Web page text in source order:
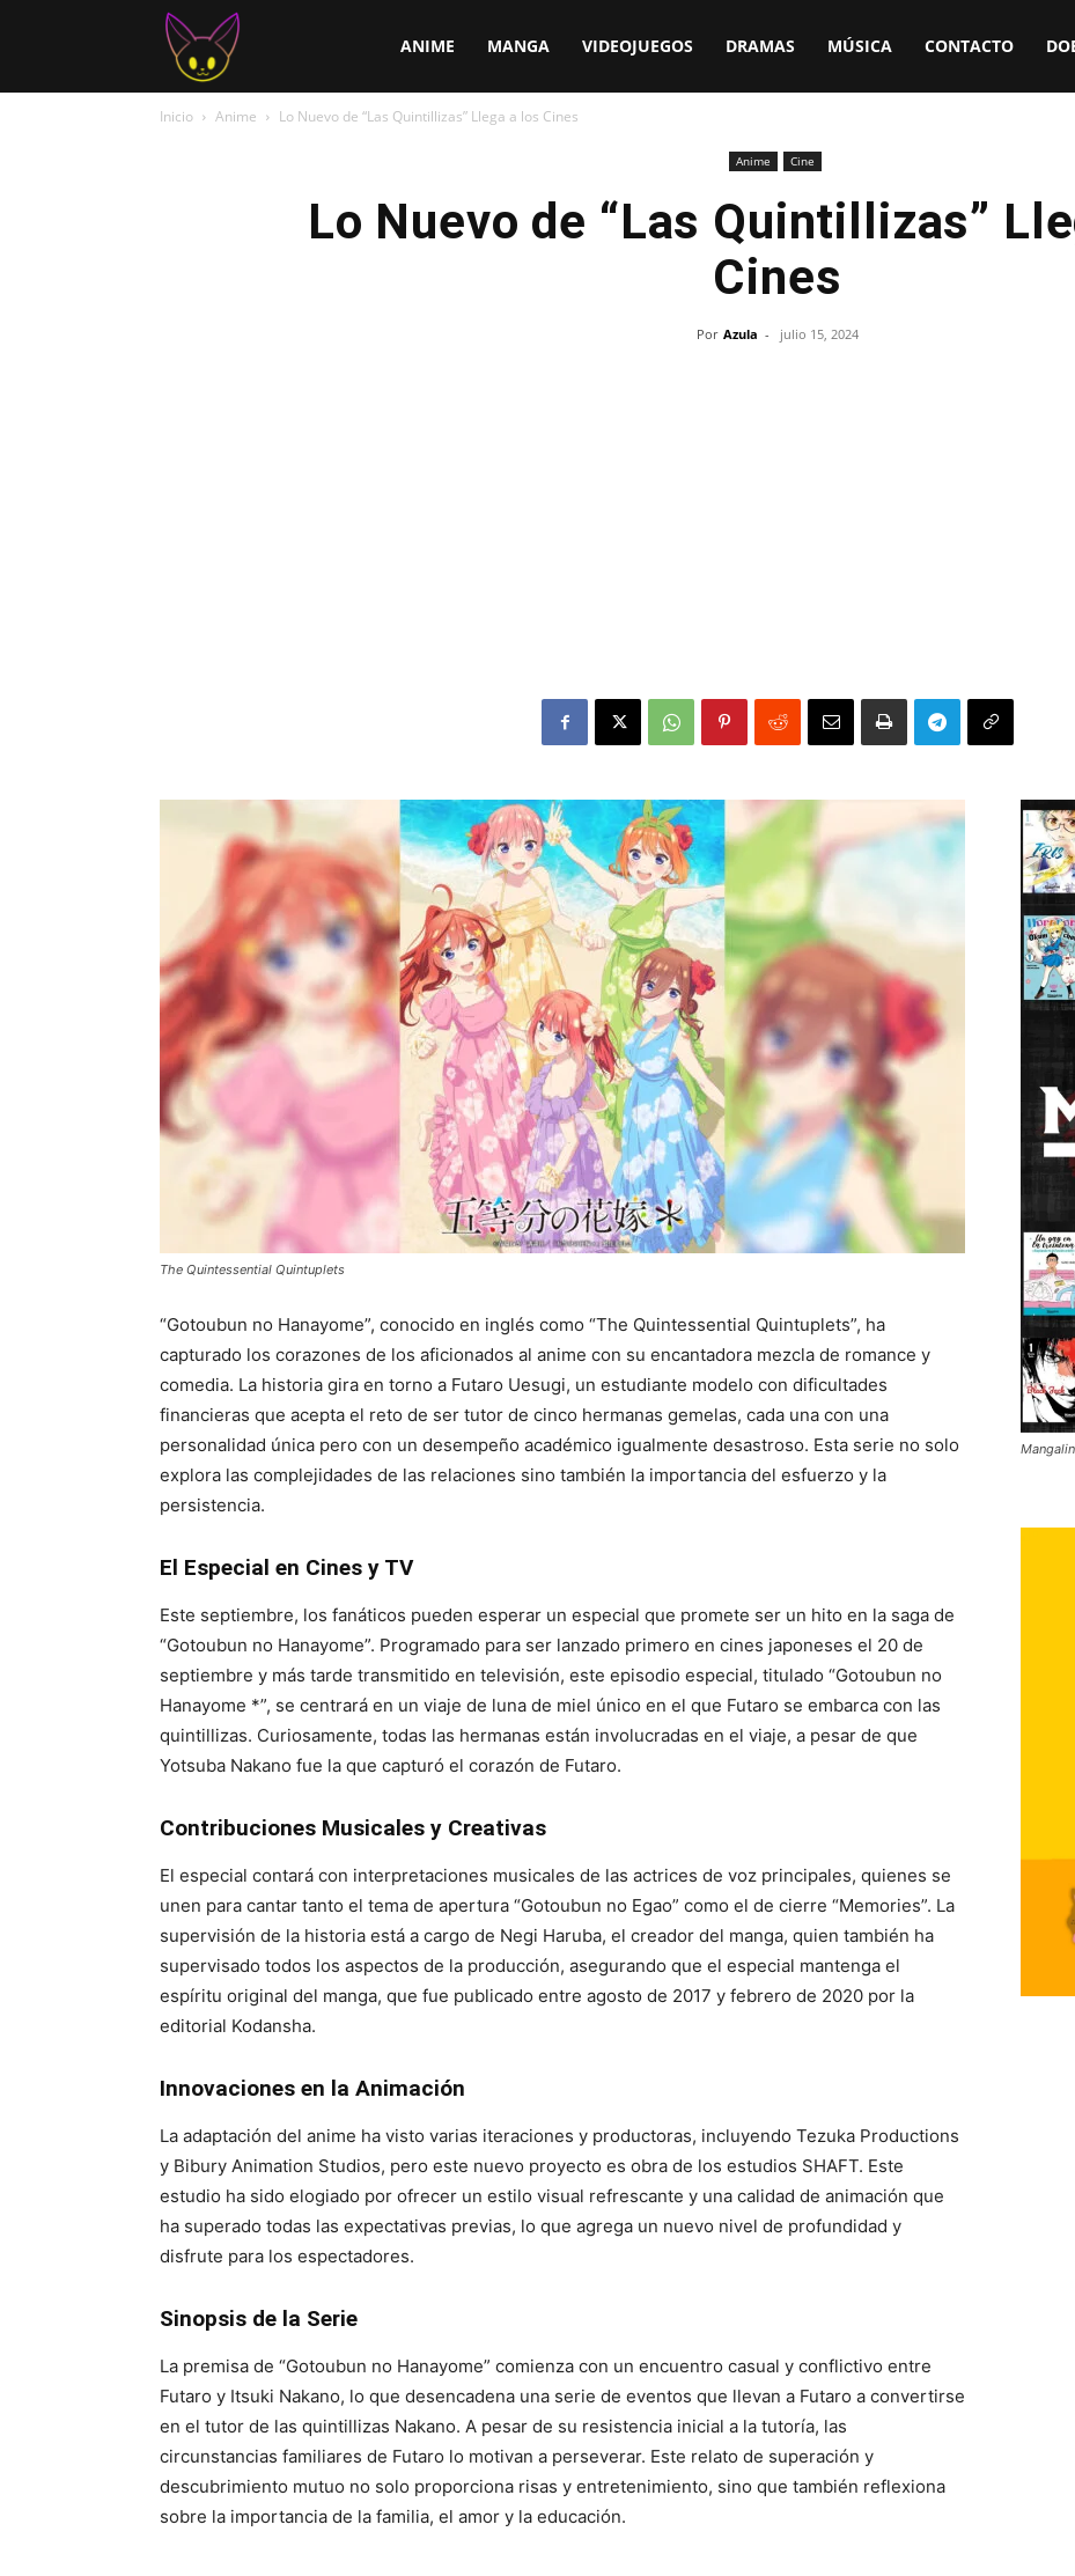
ANIME MANGA VIDEOJUEGOS DRAMAS MÚSICA CONTACTO
Inicio Anime Lo Nuevo de “Las Quintillizas” Llega a los Cines
Anime Cine
Lo Nuevo de “Las Quintillizas”
Cines
Por Azula - julio 15, 2024
The Quintessential Quintuplets
“Gotoubun no Hanayome”, conocido en inglés como “The Quintessential Quintuplets”, ha
capturado los corazones de los aficionados al anime con su encantadora mezcla de romance y
comedia. La historia gira en torno a Futaro Uesugi, un estudiante modelo con dificultades
financieras que acepta el reto de ser tutor de cinco hermanas gemelas, cada una con una
personalidad única pero con un desempeño académico igualmente desastroso. Esta serie no solo
explora las complejidades de las relaciones sino también la importancia del esfuerzo y la
persistencia.
El Especial en Cines y TV
Este septiembre, los fanáticos pueden esperar un especial que promete ser un hito en la saga de
“Gotoubun no Hanayome”. Programado para ser lanzado primero en cines japoneses el 20 de
septiembre y más tarde transmitido en televisión, este episodio especial, titulado “Gotoubun no
Hanayome *”, se centrará en un viaje de luna de miel único en el que Futaro se embarca con las
quintillizas. Curiosamente, todas las hermanas están involucradas en el viaje, a pesar de que
Yotsuba Nakano fue la que capturó el corazón de Futaro.
Contribuciones Musicales y Creativas
El especial contará con interpretaciones musicales de las actrices de voz principales, quienes se
unen para cantar tanto el tema de apertura “Gotoubun no Egao” como el de cierre “Memories”. La
supervisión de la historia está a cargo de Negi Haruba, el creador del manga, quien también ha
supervisado todos los aspectos de la producción, asegurando que el especial mantenga el
espíritu original del manga, que fue publicado entre agosto de 2017 y febrero de 2020 por la
editorial Kodansha.
Innovaciones en la Animación
La adaptación del anime ha visto varias iteraciones y productoras, incluyendo Tezuka Productions
y Bibury Animation Studios, pero este nuevo proyecto es obra de los estudios SHAFT. Este
estudio ha sido elogiado por ofrecer un estilo visual refrescante y una calidad de animación que
ha superado todas las expectativas previas, lo que agrega un nuevo nivel de profundidad y
disfrute para los espectadores.
Sinopsis de la Serie
La premisa de “Gotoubun no Hanayome” comienza con un encuentro casual y conflictivo entre
Futaro y Itsuki Nakano, lo que desencadena una serie de eventos que llevan a Futaro a convertirse
en el tutor de las quintillizas Nakano. A pesar de su resistencia inicial a la tutoría, las
circunstancias familiares de Futaro lo motivan a perseverar. Este relato de superación y
descubrimiento mutuo no solo proporciona risas y entretenimiento, sino que también reflexiona
sobre la importancia de la familia, el amor y la educación.